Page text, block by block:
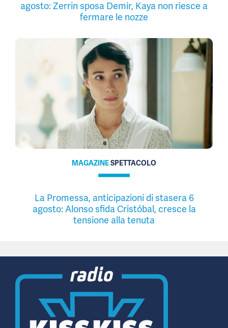
agosto: Zerrin sposa Demir, Kaya non riesce a
fermare le nozze
MAGAZINESPETTACOLO
La Promessa, anticipazioni di stasera 6
agosto: Alonso sfida Cristóbal, cresce la
tensione alla tenuta